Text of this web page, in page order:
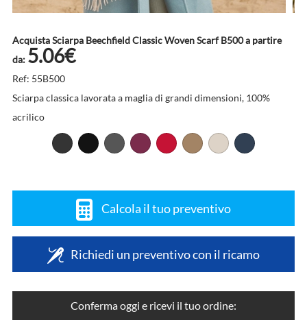
Acquista Sciarpa Beechfield Classic Woven Scarf B500 a partire
da: 5.06€
Ref: 55B500
Sciarpa classica lavorata a maglia di grandi dimensioni, 100%
acrilico
Calcola il tuo preventivo
Richiedi un preventivo con il ricamo
Conferma oggi e ricevi il tuo ordine: